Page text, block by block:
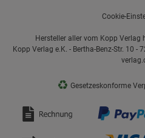
Cookie-
Hersteller aller vom Kopp Verlag
Kopp Verlag e.K. - Bertha-Benz-Str. 10 -
♻ Gesetzeskonforme